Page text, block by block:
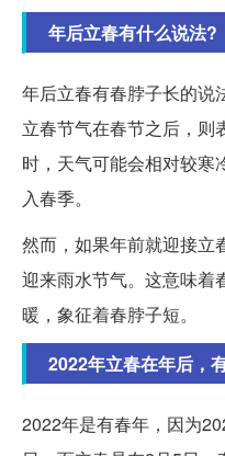
年后立春有什么说法?
年后立春有春脖子长的说
立春节气在春节之后，则
时，天气可能会相对较寒
入春季。
然而，如果年前就迎接立
迎来雨水节气。这意味着
暖，象征着春脖子短。
2022年立春在年后，
2022年是有春年，因为